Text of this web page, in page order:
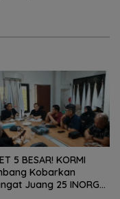
5 BESAR! KORMI
Kobarkan
Juang 25 INORGA